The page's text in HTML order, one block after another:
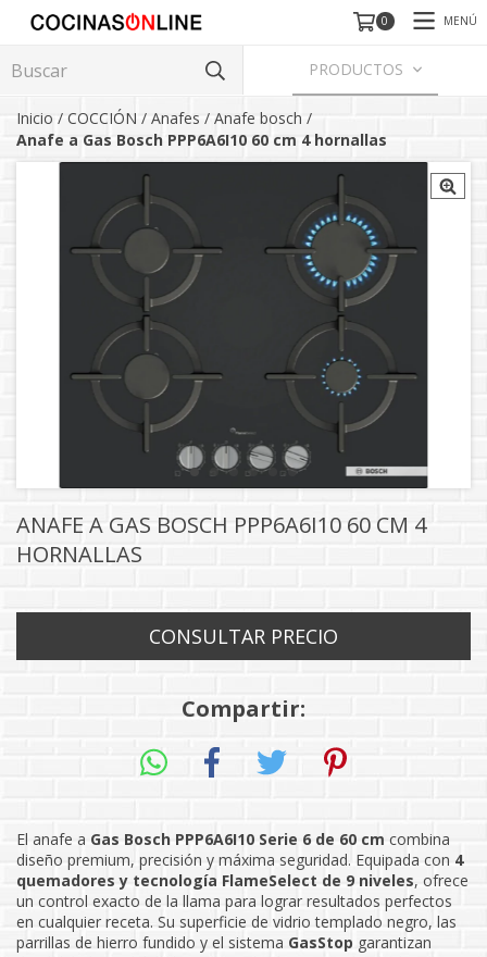
0 MENÚ
PRODUCTOS
Inicio / COCCIÓN / Anafes / Anafe bosch /
Anafe a Gas Bosch PPP6A6I10 60 cm 4 hornallas
ANAFE A GAS BOSCH PPP6A6I10 60 CM 4
HORNALLAS
Compartir:
El anafe a Gas Bosch PPP6A6I10 Serie 6 de 60 cm combina
diseño premium, precisión y máxima seguridad. Equipada con 4
quemadores y tecnología FlameSelect de 9 niveles, ofrece
un control exacto de la llama para lograr resultados perfectos
en cualquier receta. Su superficie de vidrio templado negro, las
parrillas de hierro fundido y el sistema GasStop garantizan